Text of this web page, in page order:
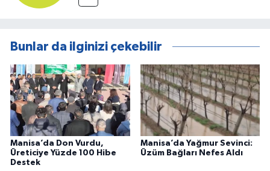
Bunlar da ilginizi çekebilir
Manisa’da Don Vurdu,
Üreticiye Yüzde 100 Hibe
Destek
Manisa’da Yağmur Sevinci:
Üzüm Bağları Nefes Aldı